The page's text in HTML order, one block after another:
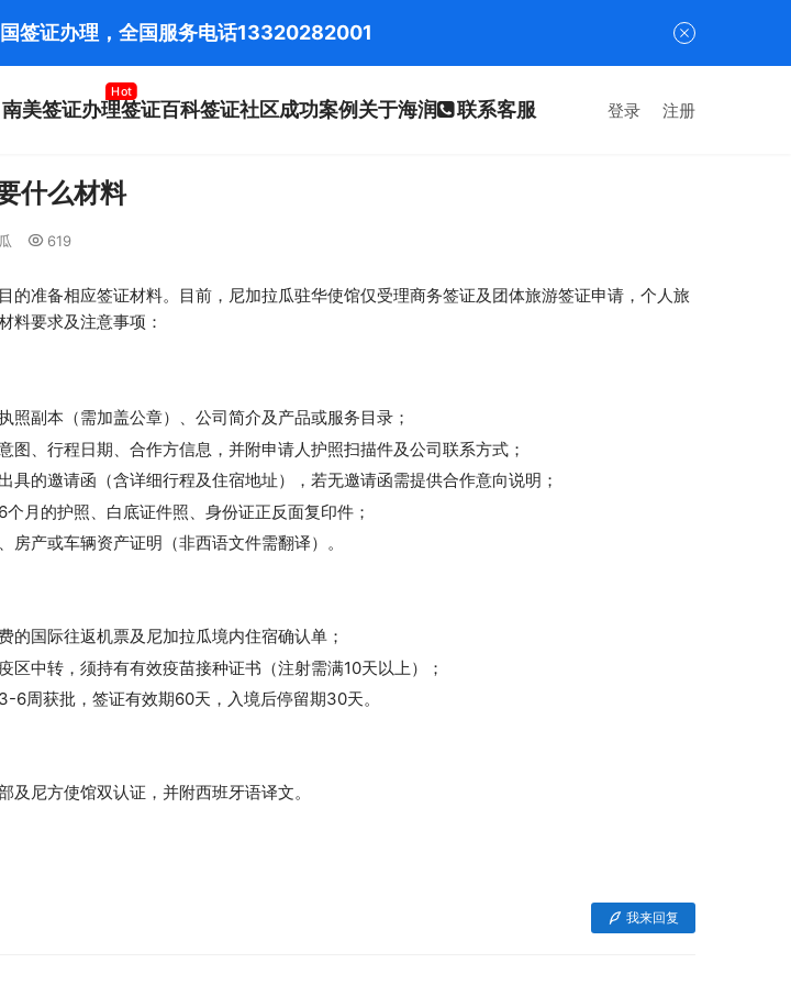
南美签证办理
Hot
签证百科签证社区成功案例关于海润 联系客服 登录 注册
什么材料
619
的准备相应签证材料。目前，尼加拉瓜驻华使馆仅受理商务签证及团体旅游签证申请，个人旅
料要求及注意事项：
照副本（需加盖公章）、公司简介及产品或服务目录；
图、行程日期、合作方信息，并附申请人护照扫描件及公司联系方式；
具的邀请函（含详细行程及住宿地址），若无邀请函需提供合作意向说明；
个月的护照、白底证件照、身份证正反面复印件；
房产或车辆资产证明（非西语文件需翻译）。
的国际往返机票及尼加拉瓜境内住宿确认单；
区中转，须持有有效疫苗接种证书（注射需满10天以上）；
6周获批，签证有效期60天，入境后停留期30天。
及尼方使馆双认证，并附西班牙语译文。
我来回复
签证办理，全国服务电话13320282001